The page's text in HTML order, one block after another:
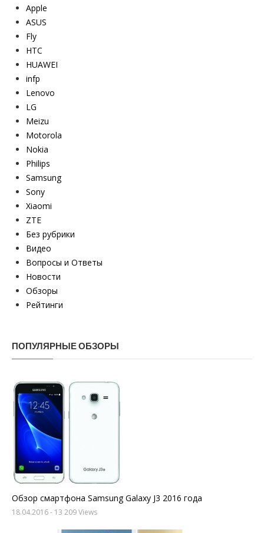
Apple
ASUS
Fly
HTC
HUAWEI
infp
Lenovo
LG
Meizu
Motorola
Nokia
Philips
Samsung
Sony
Xiaomi
ZTE
Без рубрики
Видео
Вопросы и Ответы
Новости
Обзоры
Рейтинги
ПОПУЛЯРНЫЕ ОБЗОРЫ
Обзор смартфона Samsung Galaxy J3 2016 года
18.04.2016- 13 209 Views